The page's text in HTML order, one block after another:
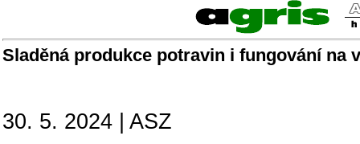
Sladěná produkce potravin i fungování
30. 5. 2024 | ASZ